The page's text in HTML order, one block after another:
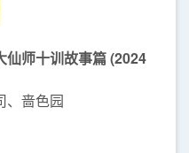
仙师十训故事篇 (2024
、啬色园